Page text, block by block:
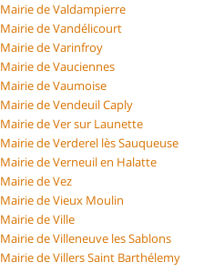
Mairie de Valdampierre
Mairie de Vandélicourt
Mairie de Varinfroy
Mairie de Vauciennes
Mairie de Vaumoise
Mairie de Vendeuil Caply
Mairie de Ver sur Launette
Mairie de Verderel lès Sauqueuse
Mairie de Verneuil en Halatte
Mairie de Vez
Mairie de Vieux Moulin
Mairie de Ville
Mairie de Villeneuve les Sablons
Mairie de Villers Saint Barthélemy